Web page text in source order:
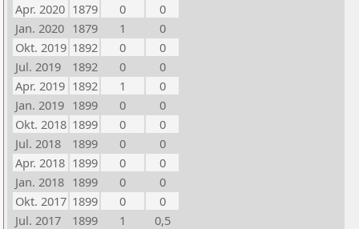
Apr. 2020 1879 0
0
Jan. 2020 1879 1
0
Okt. 2019 1892 0
0
Jul. 2019
1892 0
0
Apr. 2019 1892 1
0
Jan. 2019 1899 0
0
Okt. 2018 1899 0
0
Jul. 2018
1899 0
0
Apr. 2018 1899 0
0
Jan. 2018 1899 0
0
Okt. 2017 1899 0
0
Jul. 2017
1899 1
0,5